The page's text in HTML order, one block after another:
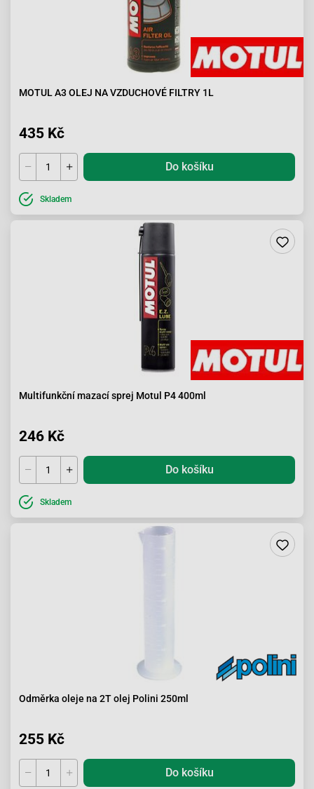
MOTUL A3 OLEJ NA VZDUCHOVÉ FILTRY 1L
435 Kč
Do košíku
Skladem
Multifunkční mazací sprej Motul P4 400ml
246 Kč
Do košíku
Skladem
Odměrka oleje na 2T olej Polini 250ml
255 Kč
Do košíku